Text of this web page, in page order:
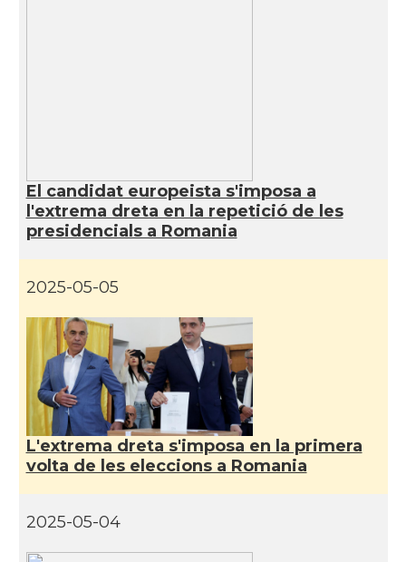
El candidat europeista s'imposa a
l'extrema dreta en la repetició de les
presidencials a Romania
2025-05-05
L'extrema dreta s'imposa en la primera
volta de les eleccions a Romania
2025-05-04